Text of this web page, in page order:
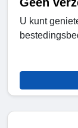
U kunt